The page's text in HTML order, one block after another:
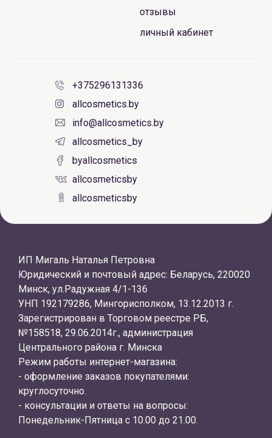
отзывы
личный кабинет
+375296131336
allcosmetics.by
info@allcosmetics.by
allcosmetics_by
byallcosmetics
allcosmeticsby
allcosmeticsby
ИП Мигаль Наталья Петровна
Юридический и почтовый адрес: Беларусь, 220020
Минск, ул.Радужная 4/1-136
УНП 192179286, Мингорисполком, 13.12.2013 г.
Зарегистрирован в Торговом реестре РБ,
№158518, 29.06.2014г., администрация
Центрального района г. Минска
Режим работы интернет-магазина:
- оформление заказов покупателями:
круглосуточно.
- консультации и ответы на вопросы:
Понедельник-Пятница с 10.00 до 21.00.